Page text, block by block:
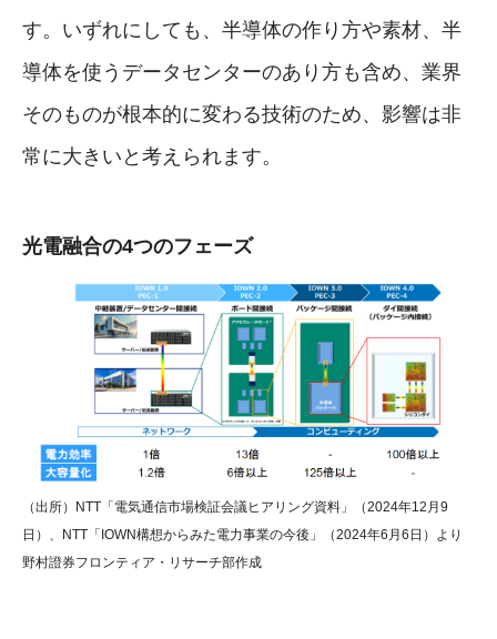
す。いずれにしても、半導体の作り方や素材、半
導体を使うデータセンターのあり方も含め、業界
そのものが根本的に変わる技術のため、影響は非
常に大きいと考えられます。
光電融合の4つのフェーズ
（出所）NTT「電気通信市場検証会議ヒアリング資料」（2024年12月9
日）、NTT「IOWN構想からみた電力事業の今後」（2024年6月6日）より
野村證券フロンティア・リサーチ部作成